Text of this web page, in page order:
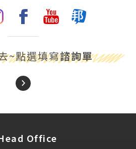
們
~點選填寫諮詢單
Office